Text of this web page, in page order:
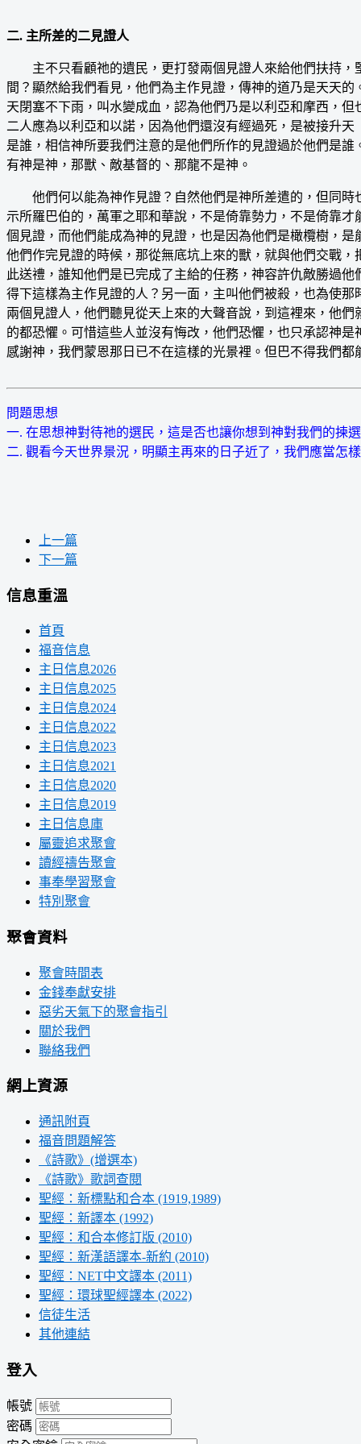
二. 主所差的二見證人
主不只看顧祂的遺民，更打發兩個見證人來給他們扶持，
間？顯然給我們看見，他們為主作見證，傳神的道乃是天天
天閉塞不下雨，叫水變成血，認為他們乃是以利亞和摩西，
二人應為以利亞和以諾，因為他們還沒有經過死，是被接升
是誰，相信神所要我們注意的是他們所作的見證過於他們是
有神是神，那獸、敵基督的、那龍不是神。
他們何以能為神作見證？自然他們是神所差遣的，但同時
示所羅巴伯的，萬軍之耶和華說，不是倚靠勢力，不是倚靠
個見證，而他們能成為神的見證，也是因為他們是橄欖樹，
他們作完見證的時候，那從無底坑上來的獸，就與他們交戰
此送禮，誰知他們是已完成了主給的任務，神容許仇敵勝過
得下這樣為主作見證的人？另一面，主叫他們被殺，也為使
兩個見證人，他們聽見從天上來的大聲音說，到這裡來，他
的都恐懼。可惜這些人並沒有悔改，他們恐懼，也只承認神
感謝神，我們蒙恩那日已不在這樣的光景裡。但巴不得我們
問題思想
一. 在思想神對待祂的選民，這是否也讓你想到神對我們的揀
二. 觀看今天世界景況，明顯主再來的日子近了，我們應當怎
上一篇
下一篇
信息重溫
首頁
福音信息
主日信息2026
主日信息2025
主日信息2024
主日信息2022
主日信息2023
主日信息2021
主日信息2020
主日信息2019
主日信息庫
屬靈追求聚會
讀經禱告聚會
事奉學習聚會
特別聚會
聚會資料
聚會時間表
金錢奉獻安排
惡劣天氣下的聚會指引
關於我們
聯絡我們
網上資源
通訊附頁
福音問題解答
《詩歌》(增選本)
《詩歌》歌詞查閱
聖經：新標點和合本 (1919,1989)
聖經：新譯本 (1992)
聖經：和合本修訂版 (2010)
聖經：新漢語譯本-新約 (2010)
聖經：NET中文譯本 (2011)
聖經：環球聖經譯本 (2022)
信徒生活
其他連結
登入
帳號
密碼